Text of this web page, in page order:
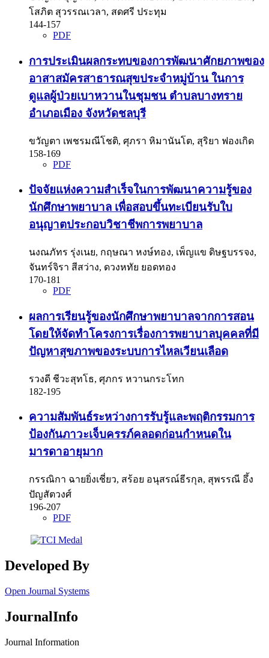
โสภิต สุวรรณเวลา, สดศรี ประทุม
144-157
PDF
การประเมินผลกระทบของการพัฒนาศักยภาพของ
อาสาสมัครสาธารณสุขประจำหมู่บ้าน ในการ
ดูแลผู้ป่วยเบาหวานในชุมชน ตำบลบางทราย
อำเภอเมือง จังหวัดชลบุรี
ขวัญตา เพชรมณีโชติ, ศุภรา หิมานันโต, สุริยา ฟองเกิด
158-169
PDF
ปัจจัยแห่งความสำเร็จในการพัฒนาความรู้ของ
นักศึกษาพยาบาล เพื่อสอบขึ้นทะเบียนรับใบ
อนุญาตประกอบวิชาชีพการพยาบาล
นงณภัทร รุ่งเนย, กฤษณา หงษ์ทอง, เพ็ญแข ดิษฐบรรจง,
จันทร์จิรา สีสว่าง, ดวงหทัย ยอดทอง
170-181
PDF
ผลการเรียนรู้ของนักศึกษาพยาบาลจากการสอน
โดยให้จัดทำโครงการเรื่องการพยาบาลบุคคลที่มี
ปัญหาสุขภาพของระบบการไหลเวียนเลือด
รวงดี ชีวะสุทโธ, ศุภกร หวานกระโทก
182-195
ความสัมพันธ์ระหว่างการรับรู้และพฤติกรรมการ
ป้องกันภาวะเจ็บครรภ์คลอดก่อนกำหนดใน
มารดาอายุมาก
กรรณิกา ฉายยิ่งเชี่ยว, สร้อย อนุสรณ์ธีรกุล, สุพรรณี อึ้ง
ปัญสัตวงศ์
196-207
PDF
Developed By
Open Journal Systems
JournalInfo
Journal Information